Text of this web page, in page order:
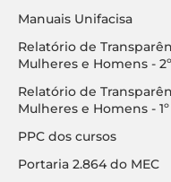
Manuais Unifacisa
Relatório de
Mulheres e Homens -
Relatório de
Mulheres e Homens -
PPC dos cursos
Portaria 2.864 do MEC